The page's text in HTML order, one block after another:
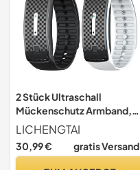
2 Stück Ultraschall
Mückenschutz Armband,
Wasserdichtes Anti-
Mücken-Band, Ultraschall-
Mückenschutz-Armbänder
LICHENGTAI
30,99 € gratis Versand